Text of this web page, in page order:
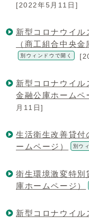
[2022年5月11日]
新型コロナウイル
（商工組合中央金
別ウィンドウで開く
新型コロナウイル
金融公庫ホームペ
月11日]
生活衛生改善貸付
ームページ）
別ウ
衛生環境激変特別
庫ホームページ）
新型コロナウイル